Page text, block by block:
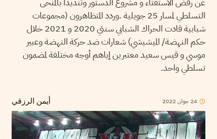
التسلطي لمسار 25 جويلية .وردد المتظاهرون (مجموعات
شبابية قادت الحراك الشبابي سنتي 2020 و 2021 خلال
حكم النهضة/ الميشيشي) شعارات ضد حركة النهضة وعبير
موسي و قيس سعيد معتبرين إياهم أوجه مختلفة لمضمون
تسلطي واحد.
أيمن الرزقي 24 جوان2022